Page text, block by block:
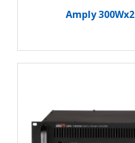
Amply